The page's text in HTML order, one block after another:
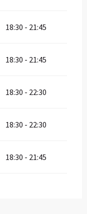
18:30 - 21:45
18:30 - 21:45
18:30 - 22:30
18:30 - 22:30
18:30 - 21:45